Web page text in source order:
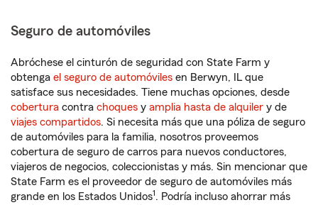
Seguro de automóviles
Abróchese el cinturón de seguridad con State Farm y
obtenga el seguro de automóviles en Berwyn, IL que
satisface sus necesidades. Tiene muchas opciones, desde
cobertura contra choques y amplia hasta de alquiler y de
viajes compartidos. Si necesita más que una póliza de seguro
de automóviles para la familia, nosotros proveemos
cobertura de seguro de carros para nuevos conductores,
viajeros de negocios, coleccionistas y más. Sin mencionar que
State Farm es el proveedor de seguro de automóviles más
grande en los Estados Unidos1. Podría incluso ahorrar más